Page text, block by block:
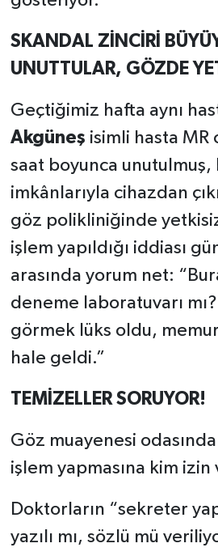
SKANDAL ZİNCİRİ
UNUTTULAR, GÖZDE
Geçtiğimiz hafta aynı
Akgüneş isimli hasta MR
saat boyunca unutulmuş,
imkânlarıyla cihazdan
göz polikliniğinde
işlem yapıldığı iddiası
arasında yorum net:
deneme laboratuvarı
görmek lüks oldu,
hale geldi.”
TEMİZELLER SORUYOR!
Göz muayenesi
işlem yapmasına kim izin
Doktorların “sekreter
yazılı mı, sözlü mü